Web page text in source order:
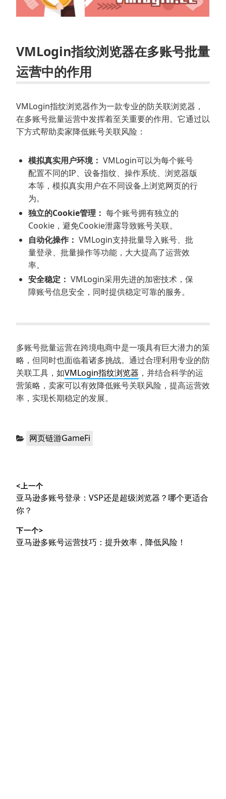
VMLogin指纹浏览器在多账号批量
运营中的作用
VMLogin指纹浏览器作为一款专业的防关联浏览器，
在多账号批量运营中发挥着至关重要的作用。它通过以
下方式帮助卖家降低账号关联风险：
模拟真实用户环境： VMLogin可以为每个账号
配置不同的IP、设备指纹、操作系统、浏览器版
本等，模拟真实用户在不同设备上浏览网页的行
为。
独立的Cookie管理： 每个账号拥有独立的
Cookie，避免Cookie泄露导致账号关联。
自动化操作： VMLogin支持批量导入账号、批
量登录、批量操作等功能，大大提高了运营效
率。
安全稳定： VMLogin采用先进的加密技术，保
障账号信息安全，同时提供稳定可靠的服务。
多账号批量运营在跨境电商中是一项具有巨大潜力的策
略，但同时也面临着诸多挑战。通过合理利用专业的防
关联工具，如VMLogin指纹浏览器 ，并结合科学的运
营策略，卖家可以有效降低账号关联风险，提高运营效
率，实现长期稳定的发展。
分
网页链游GameFi
章
导
航
<上一个
上
篇
章：
亚马逊多账号登录：VSP还是超级浏览器？哪个更适合
你？
下一个>
下
亚马逊多账号运营技巧：提升效率，降低风险！